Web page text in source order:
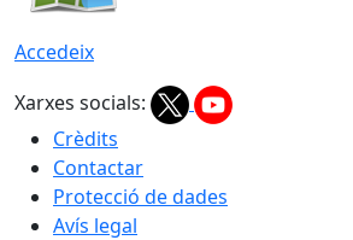
Accedeix
Xarxes socials:
Crèdits
Contactar
Protecció de dades
Avís legal